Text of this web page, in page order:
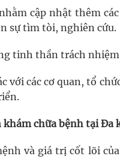
cập nhật thêm
sự tìm tòi, nghiên cứu.
tinh thần trách
với các cơ quan, tổ
chữa bệnh tại Đa
và giá trị cốt lõi